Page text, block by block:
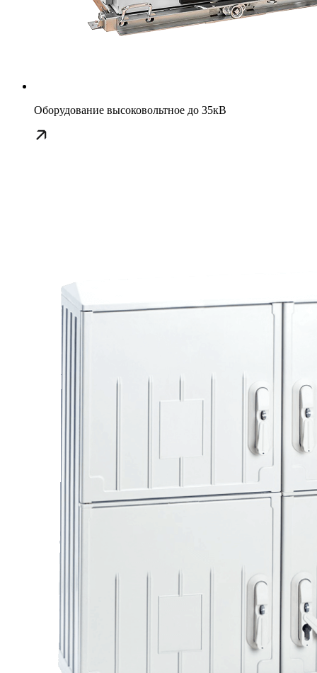
Оборудование высоковольтное до 35кВ